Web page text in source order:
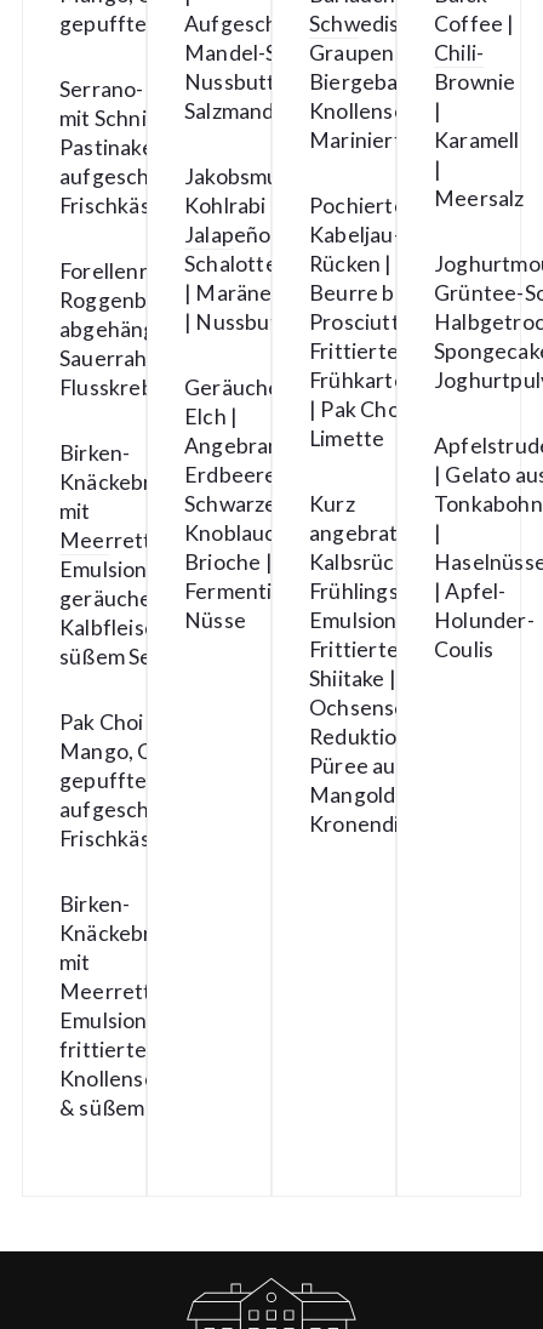
gepufftem Reis
Serrano-Kruste
mit Schnittlauch,
Pastinake &
aufgeschlagener
Frischkäse
Forellenrogen auf
Roggenbrot mit
abgehängtem
Sauerrahm &
Flusskrebsschwänzen
Birken-
Knäckebrot
mit
Meerrettich-
Emulsion,
geräuchertem
Kalbfleisch &
süßem Senf
Pak Choi mit
Mango, Chili,
gepufftem Reis &
aufgeschlagenem
Frischkäse
Birken-
Knäckebrot
mit
Meerrettich-
Emulsion,
frittierter
Knollensellerie
& süßem Senf
Aufgeschlagene
Mandel-Sahne |
Nussbutter |
Salzmandel
Jakobsmuschel |
Kohlrabi |
Jalapeño |
Schalottencreme
| Maränenrogen
| Nussbutter
Geräucherter
Elch |
Angebrannte
Erdbeeren |
Schwarzer
Knoblauch |
Brioche |
Fermentierte
Nüsse
Schwedische
Graupen |
Biergebackener
Knollensellerie |
Marinierter Rettich
Pochierter
Kabeljau-
Rücken |
Beurre blanc |
Prosciutto |
Frittierte
Frühkartoffeln
| Pak Choi |
Limette
Kurz
angebratener
Kalbsrücken |
Frühlingszwiebel-
Emulsion |
Frittierter
Shiitake |
Ochsenschwanz-
Reduktion |
Püree aus
Mangold &
Kronendill
Coffee |
Chili-
Brownie
|
Karamell
|
Meersalz
Grüntee-
| Gelato
|
| Apfel-
Holunder-
Coulis